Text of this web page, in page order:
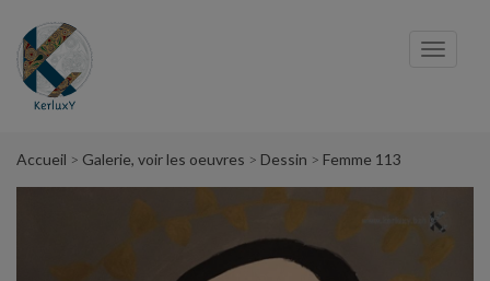
Accueil Galerie, voir les oeuvres Dessin Femme 113